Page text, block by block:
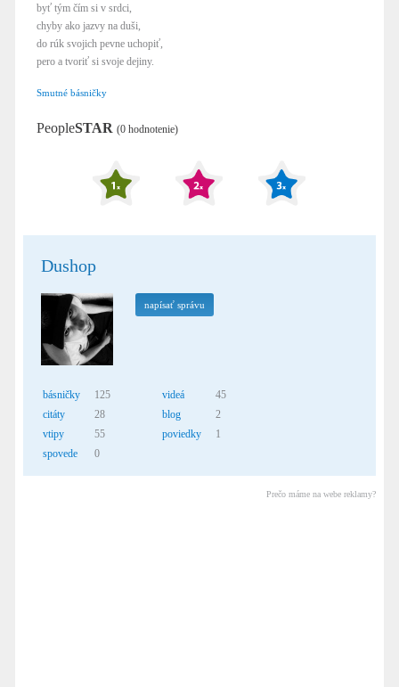
byť tým čím si v srdci,
chyby ako jazvy na duši,
do rúk svojich pevne uchopiť,
pero a tvoriť si svoje dejiny.
Smutné básničky
PeopleSTAR (0 hodnotenie)
Dushop
napísať správu
básničky
125
citáty
28
vtipy
55
spovede
0
videá
45
blog
2
poviedky
1
Prečo máme na webe reklamy?